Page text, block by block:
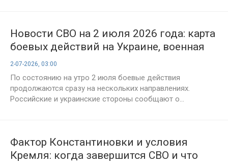
Новости СВО на 2 июля 2026 года: карта
боевых действий на Украине, военная
сводка на 1589-й день спецоперации
2-07-2026, 03:00
По состоянию на утро 2 июля боевые действия
продолжаются сразу на нескольких направлениях.
Российские и украинские стороны сообщают о...
Фактор Константиновки и условия
Кремля: когда завершится СВО и что